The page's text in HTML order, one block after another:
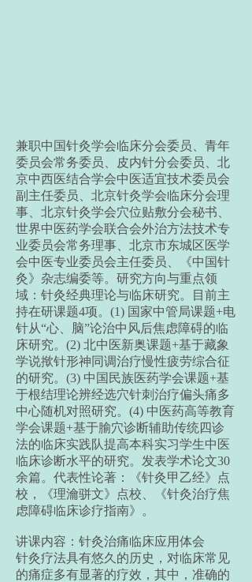
兼职中国针灸学会临床分会委员、青年
委员会常务委员、皮内针分会委员、北
京中西医结合学会中医适宜技术委员会
副主任委员、北京针灸学会临床分会理
事、北京针灸学会穴位贴敷分会秘书、
世界中医药学会联合会外治方法技术专
业委员会常务理事、北京市东城区医学
会中医专业委员会主任委员、《中国针
灸》杂志编委等。研究方向与重点领
域：针灸经典理论与临床研究。目前主
持在研课题4项。(1) 国家中管局课题+电
针从“心、脑”论治中风后焦虑障碍的临
床研究。(2) 北中医新奥课题+基于藏象
学说揿针形神同调治疗慢性疲劳综合征
的研究。(3) 中国民族医药学会课题+基
于根结理论辨经选穴针刺治疗偏头痛多
中心随机对照研究。(4) 中医药高等教育
学会课题+基于腧穴诊断辅助传统四诊
法的临床实践队提高本科实习学生中医
临床诊断水平的研究。发表学术论文30
余篇。代表性论著：《针灸甲乙经》点
校，《理瀹骈文》点校、《针灸治疗焦
虑障碍临床诊疗指南》。
讲课内容：针灸治痛临床应用体会
针灸疗法具有悠久的历史，对临床常见
的痛症多有显著的疗效，其中，准确的